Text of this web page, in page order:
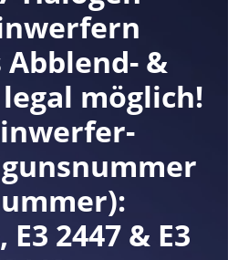
&
möglich!
E3 2447 & E3